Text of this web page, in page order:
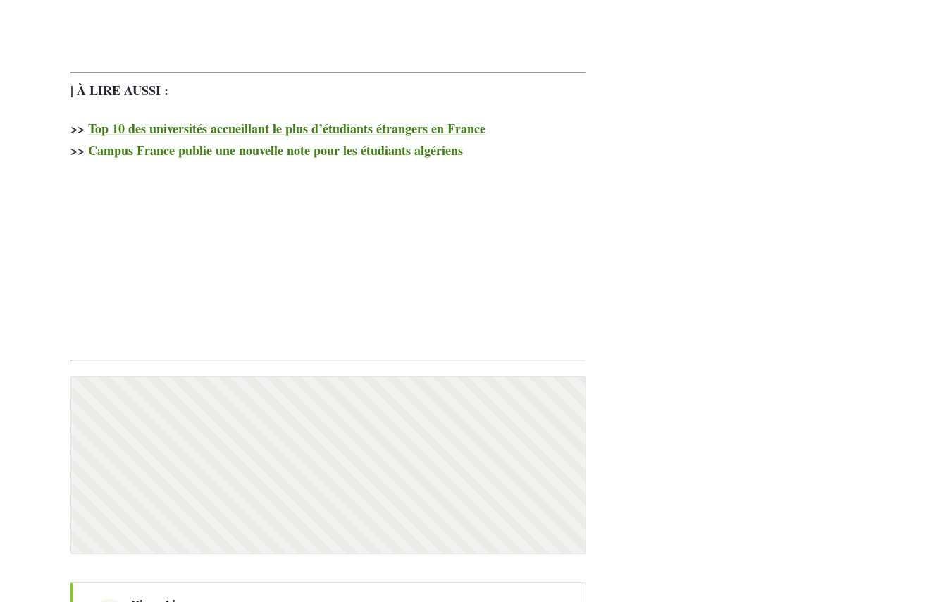
| À LIRE AUSSI :
>> Top 10 des universités accueillant le plus d’étudiants étrangers en France
>> Campus France publie une nouvelle note pour les étudiants algériens